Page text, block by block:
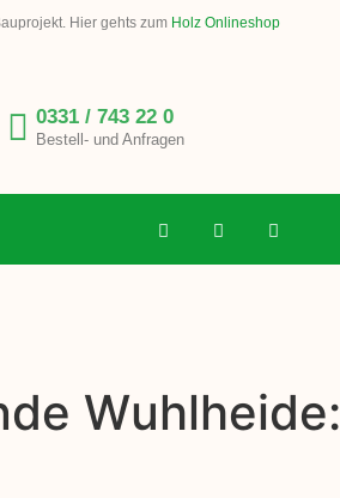
Hier gehts zum Holz Onlineshop
0331 / 743 22 0
Bestell- und Anfragen
Wuhlheide: